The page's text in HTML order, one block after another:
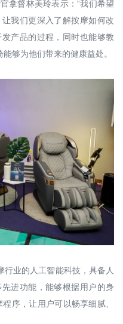
拿督林美玲表示：“我们希望
我们更深入了解按摩如何改
产品的过程，同时也能够教
够为他们带来的健康益处。
行业的人工智能科技，具备人
进功能，能够根据用户的身
序，让用户可以畅享细腻、